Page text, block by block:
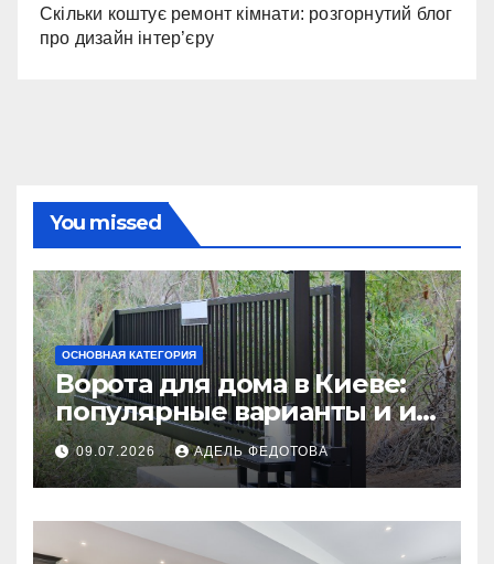
Скільки коштує ремонт кімнати: розгорнутий блог
про дизайн інтер’єру
You missed
ОСНОВНАЯ КАТЕГОРИЯ
Ворота для дома в Киеве:
популярные варианты и их
особенности
09.07.2026 АДЕЛЬ ФЕДОТОВА